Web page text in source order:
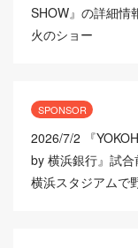
SHOW』の詳細情
火のショー
SPONSOR
2026/7/2
『
by 横浜銀行』試
横浜スタジアムで